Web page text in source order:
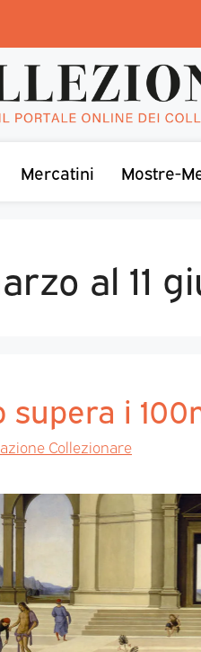
Mercatini Mostre-
al 11
supera i
Collezionare